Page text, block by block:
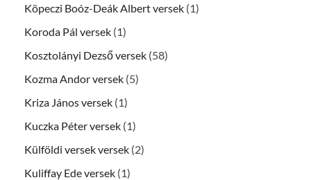
Köpeczi Boóz-Deák Albert versek (1)
Koroda Pál versek (1)
Kosztolányi Dezső versek (58)
Kozma Andor versek (5)
Kriza János versek (1)
Kuczka Péter versek (1)
Külföldi versek versek (2)
Kuliffay Ede versek (1)